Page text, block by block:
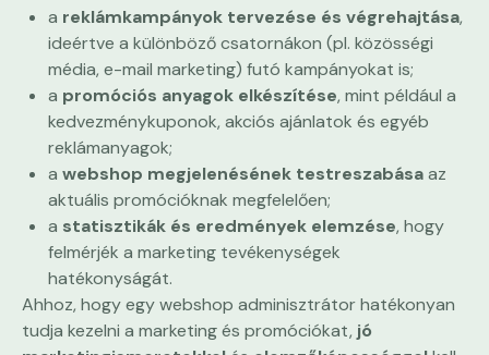
a reklámkampányok tervezése és végrehajtása,
ideértve a különböző csatornákon (pl. közösségi
média, e-mail marketing) futó kampányokat is;
a promóciós anyagok elkészítése, mint például a
kedvezménykuponok, akciós ajánlatok és egyéb
reklámanyagok;
a webshop megjelenésének testreszabásaaz
aktuális promócióknak megfelelően;
a statisztikák és eredmények elemzése, hogy
felmérjék a marketing tevékenységek
hatékonyságát.
Ahhoz, hogy egy webshop adminisztrátor hatékonyan
tudja kezelni a marketing és promóciókat, jó